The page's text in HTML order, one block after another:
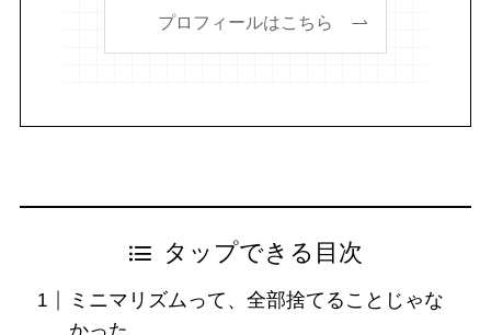
プロフィールはこちら
タップできる目次
ミニマリズムって、全部捨てることじゃな